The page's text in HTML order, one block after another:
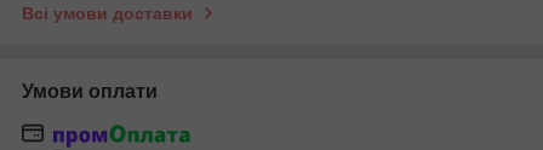
Всі умови доставки
Умови оплати